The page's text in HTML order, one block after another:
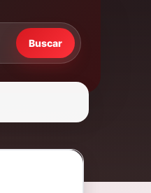
Buscar